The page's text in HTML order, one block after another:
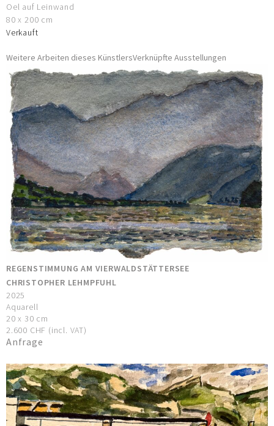
Oel auf Leinwand
80 x 200 cm
Verkauft
Weitere Arbeiten dieses KünstlersVerknüpfte Ausstellungen
REGENSTIMMUNG AM VIERWALDSTÄTTERSEE
CHRISTOPHER LEHMPFUHL
2025
Aquarell
20 x 30 cm
2.600 CHF (incl. VAT)
Anfrage